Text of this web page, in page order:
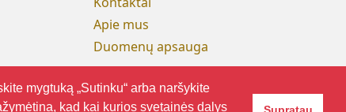
Apie mus
Duomenų apsauga
mygtuką „Sutinku“ arba naršykite
kad kai kurios svetainės dalys
Supratau